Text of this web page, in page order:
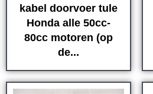
kabel doorvoer tule
Honda alle 50cc-
80cc motoren (op
de...